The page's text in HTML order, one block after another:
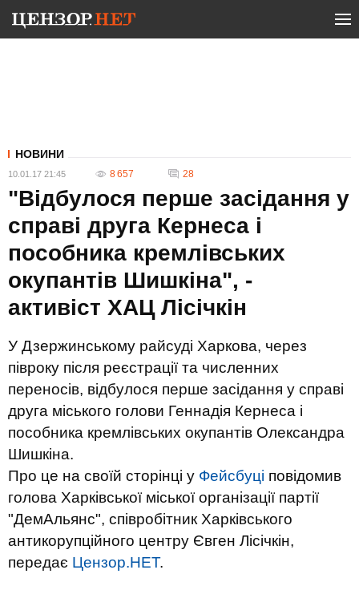
НОВИНИ
10.01.17 21:45 8 657 28
"Відбулося перше засідання у
справі друга Кернеса і
пособника кремлівських
окупантів Шишкіна", -
активіст ХАЦ Лісічкін
У Дзержинському райсуді Харкова, через
півроку після реєстрації та численних
переносів, відбулося перше засідання у справі
друга міського голови Геннадія Кернеса і
пособника кремлівських окупантів Олександра
Шишкіна.
Про це на своїй сторінці у Фейсбуці повідомив
голова Харківської міської організації партії
"ДемАльянс", співробітник Харківського
антикорупційного центру Євген Лісічкін,
передає Цензор.НЕТ.